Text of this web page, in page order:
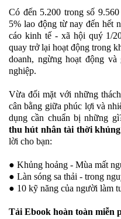
Có đến 5.200 trong số
5% lao động từ nay đến hết
cáo kinh tế - xã hội quý 1/
quay trở lại hoạt động trong
doanh, ngừng hoạt động
nghiệp.
Vừa đối mặt với những
cân bằng giữa phúc lợi và
dụng cần chuẩn bị những
thu hút nhân tài thời khủng
lời cho bạn:
● Khủng hoảng - Mùa mất
● Làn sóng sa thải - trong
● 10 kỹ năng của người làm
Tải Ebook hoàn toàn miễn